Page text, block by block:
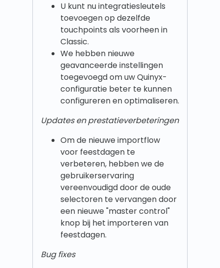
U kunt nu integratiesleutels
toevoegen op dezelfde
touchpoints als voorheen in
Classic.
We hebben nieuwe
geavanceerde instellingen
toegevoegd om uw Quinyx-
configuratie beter te kunnen
configureren en optimaliseren.
Updates en prestatieverbeteringen
Om de nieuwe importflow
voor feestdagen te
verbeteren, hebben we de
gebruikerservaring
vereenvoudigd door de oude
selectoren te vervangen door
een nieuwe "master control"
knop bij het importeren van
feestdagen.
Bug fixes